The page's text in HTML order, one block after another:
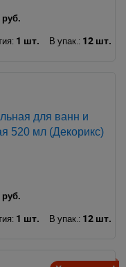
руб.
1 шт. В упак.: 12 шт.
для ванн и
520 мл (Декорикс)
1 шт. В упак.: 12 шт.